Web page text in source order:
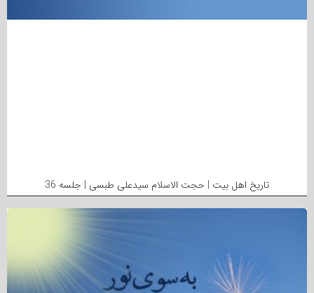
تاریخ اهل بیت | حجت الاسلام سیدعلی طبسی | جلسه 36